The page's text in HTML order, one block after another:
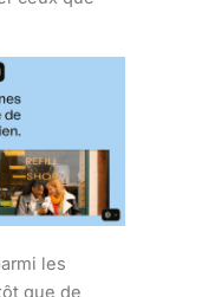
les
que de